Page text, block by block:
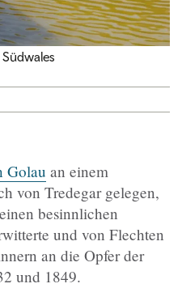
Golau an einem
von Tredegar gelegen,
besinnlichen
und von Flechten
an die Opfer der
und 1849.